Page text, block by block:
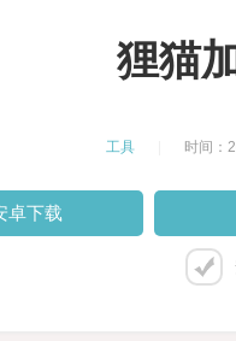
狸猫
工具 时间：
卓下载